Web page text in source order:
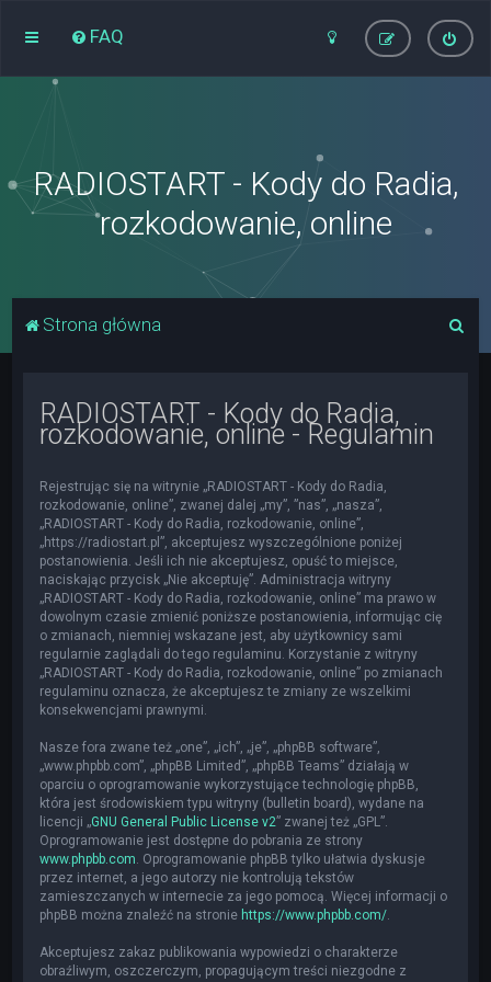
FAQ
RADIOSTART - Kody do Radia,
rozkodowanie, online
Strona główna
RADIOSTART - Kody do Radia,
rozkodowanie, online - Regulamin
Rejestrując się na witrynie „RADIOSTART - Kody do Radia,
rozkodowanie, online”, zwanej dalej „my”, ”nas”, „nasza”,
„RADIOSTART - Kody do Radia, rozkodowanie, online”,
„https://radiostart.pl”, akceptujesz wyszczególnione poniżej
postanowienia. Jeśli ich nie akceptujesz, opuść to miejsce,
naciskając przycisk „Nie akceptuję”. Administracja witryny
„RADIOSTART - Kody do Radia, rozkodowanie, online” ma prawo w
dowolnym czasie zmienić poniższe postanowienia, informując cię
o zmianach, niemniej wskazane jest, aby użytkownicy sami
regularnie zaglądali do tego regulaminu. Korzystanie z witryny
„RADIOSTART - Kody do Radia, rozkodowanie, online” po zmianach
regulaminu oznacza, że akceptujesz te zmiany ze wszelkimi
konsekwencjami prawnymi.
Nasze fora zwane też „one”, „ich”, „je”, „phpBB software”,
„www.phpbb.com”, „phpBB Limited”, „phpBB Teams” działają w
oparciu o oprogramowanie wykorzystujące technologię phpBB,
która jest środowiskiem typu witryny (bulletin board), wydane na
licencji „GNU General Public License v2” zwanej też „GPL”.
Oprogramowanie jest dostępne do pobrania ze strony
www.phpbb.com . Oprogramowanie phpBB tylko ułatwia dyskusje
przez internet, a jego autorzy nie kontrolują tekstów
zamieszczanych w internecie za jego pomocą. Więcej informacji o
phpBB można znaleźć na stronie https://www.phpbb.com/
Akceptujesz zakaz publikowania wypowiedzi o charakterze
obraźliwym, oszczerczym, propagującym treści niezgodne z